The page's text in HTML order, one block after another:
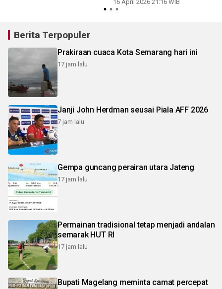
16 April 2026 21:16 WIB
Berita Terpopuler
Prakiraan cuaca Kota Semarang hari ini
17 jam lalu
Janji John Herdman seusai Piala AFF 2026
7 jam lalu
Gempa guncang perairan utara Jateng
17 jam lalu
Permainan tradisional tetap menjadi andalan
semarak HUT RI
17 jam lalu
Bupati Magelang meminta camat percepat